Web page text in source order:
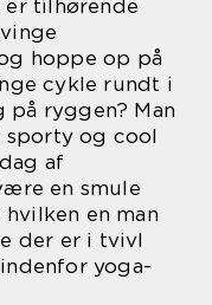
er tilhørende
hoppe op på
cykle rundt i
på ryggen? Man
sporty og cool
af
en smule
en man
der er i tvivl
yoga-